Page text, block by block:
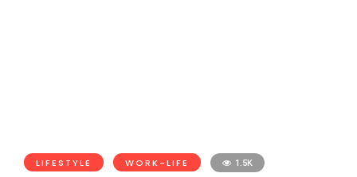
LIFESTYLE WORK-LIFE 1.5K